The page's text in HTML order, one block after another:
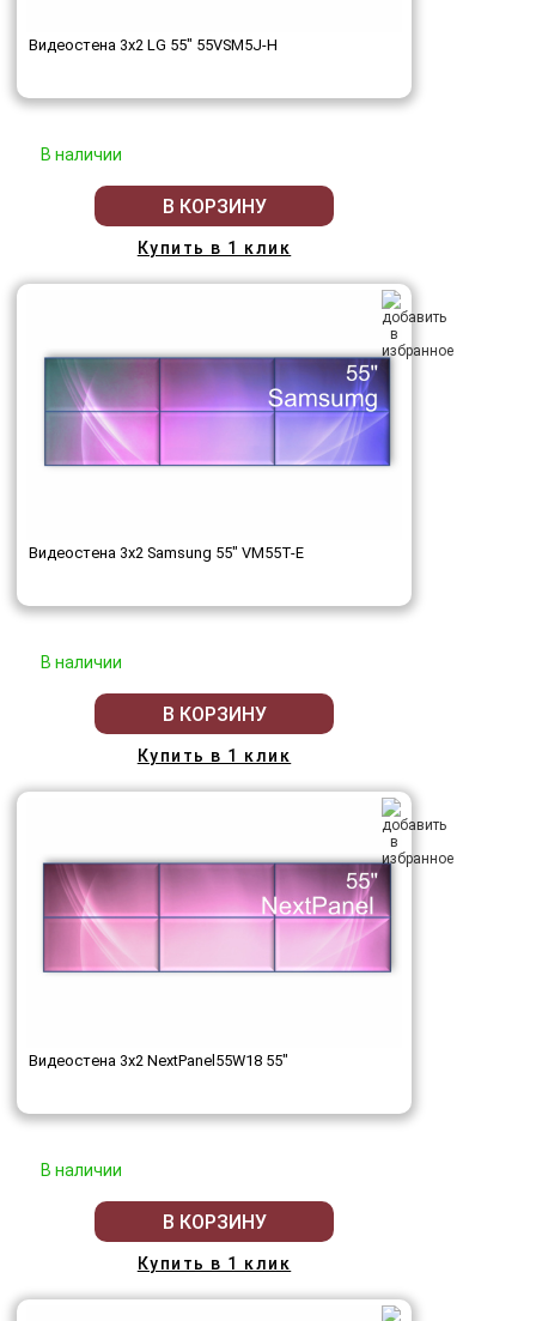
Видеостена 3x2 LG 55" 55VSM5J-H
В наличии
В КОРЗИНУ
Купить в 1 клик
Видеостена 3x2 Samsung 55" VM55T-E
В наличии
В КОРЗИНУ
Купить в 1 клик
Видеостена 3x2 NextPanel55W18 55"
В наличии
В КОРЗИНУ
Купить в 1 клик